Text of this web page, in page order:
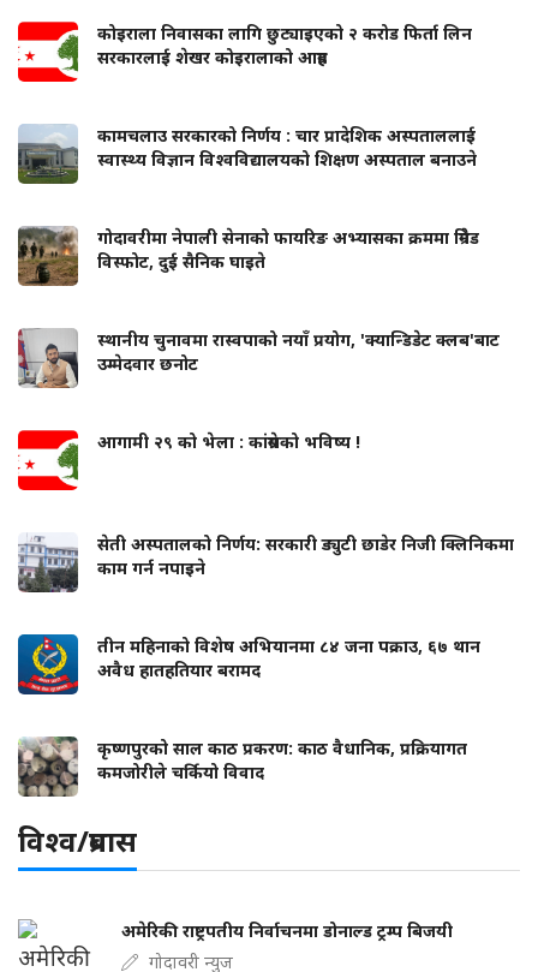
कोइराला निवासका लागि छुट्याइएको २ करोड फिर्ता लिन
सरकारलाई शेखर कोइरालाको आग्रह
कामचलाउ सरकारको निर्णय : चार प्रादेशिक अस्पताललाई
स्वास्थ्य विज्ञान विश्वविद्यालयको शिक्षण अस्पताल बनाउने
गोदावरीमा नेपाली सेनाको फायरिङ अभ्यासका क्रममा ग्रिनेड
विस्फोट, दुई सैनिक घाइते
स्थानीय चुनावमा रास्वपाको नयाँ प्रयोग, 'क्यान्डिडेट क्लब'बाट
उम्मेदवार छनोट
आगामी २९ को भेला : कांग्रेसको भविष्य !
सेती अस्पतालको निर्णय: सरकारी ड्युटी छाडेर निजी क्लिनिकमा
काम गर्न नपाइने
तीन महिनाको विशेष अभियानमा ८४ जना पक्राउ, ६७ थान
अवैध हातहतियार बरामद
कृष्णपुरको साल काठ प्रकरण: काठ वैधानिक, प्रक्रियागत
कमजोरीले चर्कियो विवाद
विश्व/प्रबास
अमेरिकी राष्ट्रपतीय निर्वाचनमा डोनाल्ड ट्रम्प बिजयी
गोदावरी न्युज